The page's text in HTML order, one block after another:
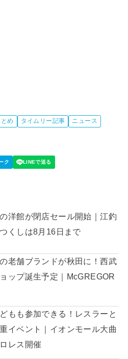
とめ タイムリー記事
ニュース
の洋館が閉店セール開始｜江釣
くしは8月16日まで
の老舗ブランドが秋田に！西武
ップ誕生予定｜McGREGOR
もも参加できる！レスラーと
イベント｜イオンモール大曲
レス開催